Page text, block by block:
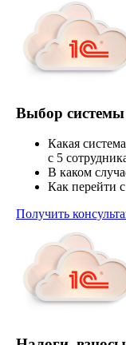
Выбор
Какая
с 5
В каком
Как
Получить